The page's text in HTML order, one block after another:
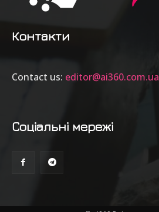
Контакти
Contact us: editor@ai360.com.ua
Соціальні мережі